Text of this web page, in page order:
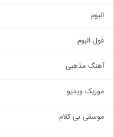
اجتماعی
حماسی
سنتی
اهنگ بندرعباسی
البوم
فول البوم
آهنگ مذهبی
موزیک ویدیو
موسقی بی کلام